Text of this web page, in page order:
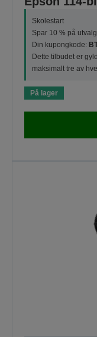
Skolestart
Spar 10 % på
Din kupongkode:
Dette tilbudet er
maksimalt tre av
På lager